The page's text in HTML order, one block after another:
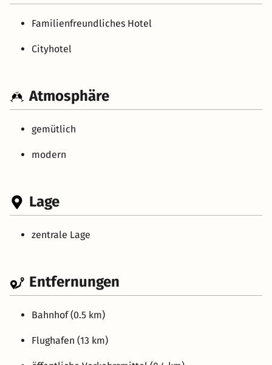
Familienfreundliches Hotel
Cityhotel
Atmosphäre
gemütlich
modern
Lage
zentrale Lage
Entfernungen
Bahnhof (0.5 km)
Flughafen (13 km)